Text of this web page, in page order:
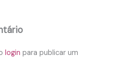
login para publicar um